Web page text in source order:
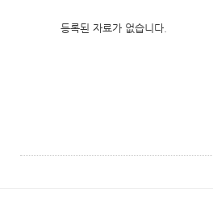
등록된 자료가 없습니다.